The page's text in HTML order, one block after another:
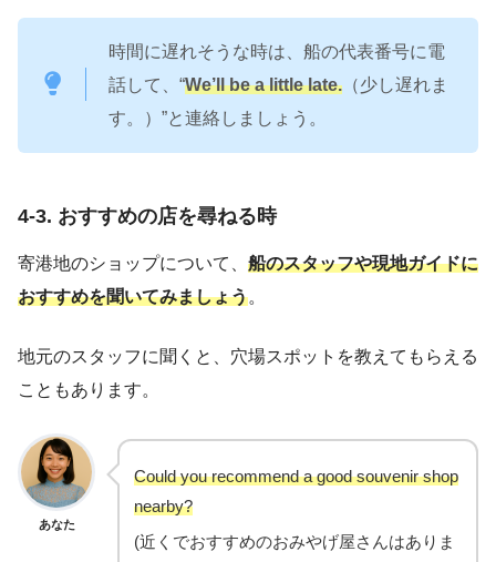
時間に遅れそうな時は、船の代表番号に電
話して、“We’ll be a little late. （少し遅れま
す。）”と連絡しましょう。
4-3. おすすめの店を尋ねる時
寄港地のショップについて、 船のスタッフや現地ガイドに
おすすめを聞いてみましょう。
地元のスタッフに聞くと、穴場スポットを教えてもらえる
こともあります。
あなた
Could you recommend a good souvenir shop
nearby?
(近くでおすすめのおみやげ屋さんはありま